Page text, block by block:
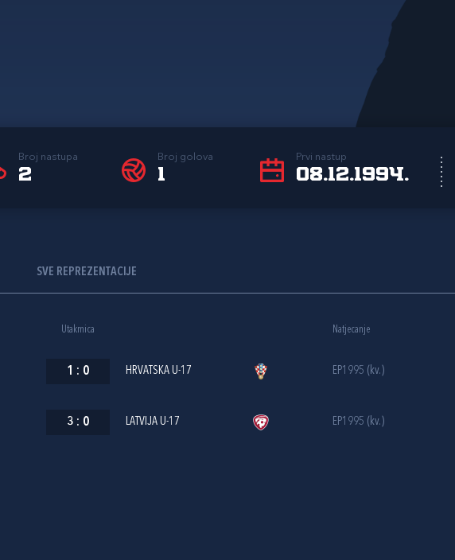
Broj nastupa
2
Broj golova
1
Prvi nastup
08.12.1994.
SVE REPREZENTACIJE
Utakmica Natjecanje
1 : 0 HRVATSKA U-17 EP1995 (kv.)
3 : 0 LATVIJA U-17 EP1995 (kv.)